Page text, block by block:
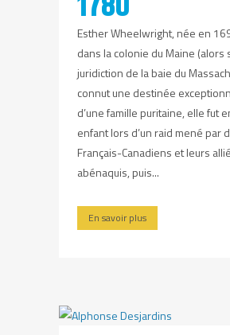
Esther Wheelwright, née en
dans la colonie du Maine (alors
juridiction de la baie du
connut une destinée
d’une famille puritaine, elle fut
enfant lors d’un raid mené par
Français-Canadiens et leurs
abénaquis, puis...
En savoir plus